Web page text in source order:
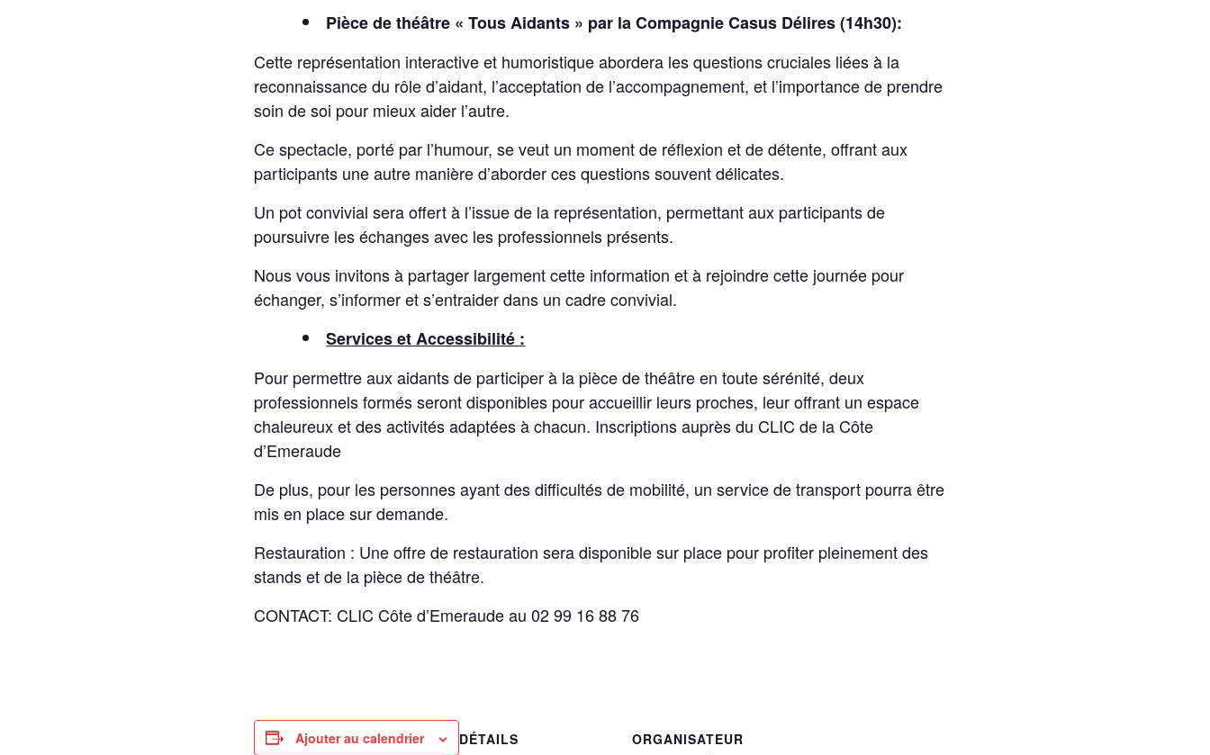
Pièce de théâtre « Tous Aidants » par la Compagnie Casus Délires (14h30):
Cette représentation interactive et humoristique abordera les questions cruciales liées à la
reconnaissance du rôle d’aidant, l’acceptation de l’accompagnement, et l’importance de prendre
soin de soi pour mieux aider l’autre.
Ce spectacle, porté par l’humour, se veut un moment de réflexion et de détente, offrant aux
participants une autre manière d’aborder ces questions souvent délicates.
Un pot convivial sera offert à l’issue de la représentation, permettant aux participants de
poursuivre les échanges avec les professionnels présents.
Nous vous invitons à partager largement cette information et à rejoindre cette journée pour
échanger, s’informer et s’entraider dans un cadre convivial.
Services et Accessibilité :
Pour permettre aux aidants de participer à la pièce de théâtre en toute sérénité, deux
professionnels formés seront disponibles pour accueillir leurs proches, leur offrant un espace
chaleureux et des activités adaptées à chacun. Inscriptions auprès du CLIC de la Côte
d’Emeraude
De plus, pour les personnes ayant des difficultés de mobilité, un service de transport pourra être
mis en place sur demande.
Restauration : Une offre de restauration sera disponible sur place pour profiter pleinement des
stands et de la pièce de théâtre.
CONTACT: CLIC Côte d’Emeraude au 02 99 16 88 76
Ajouter au calendrier
DÉTAILS
ORGANISATEUR